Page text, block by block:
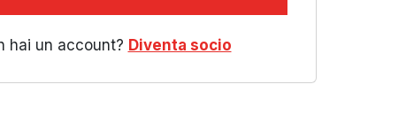
hai un account? Diventa socio